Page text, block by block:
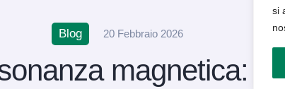
si
Blog 20 Febbraio 2026
magnetica: